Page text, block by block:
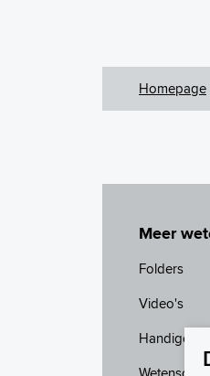
Homepage
Meer
Folders
Video's
Handige links